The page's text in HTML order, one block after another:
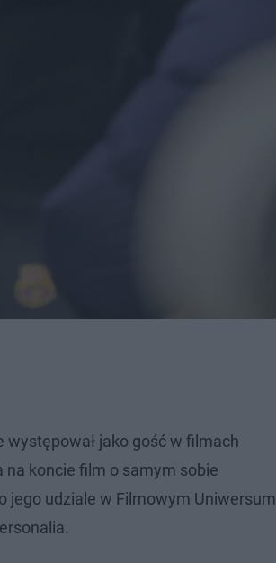
jako gość w filmach
koncie film o samym sobie
jego udziale w Filmowym Uniwersum